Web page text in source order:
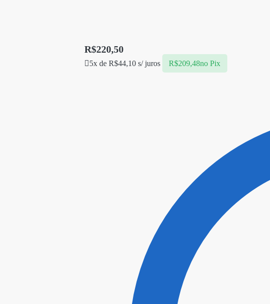
R$220,50
5x de R$44,10s/ juros R$209,48no Pix